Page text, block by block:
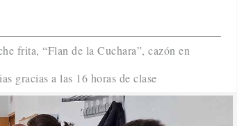
frita, “Flan de la Cuchara”, cazón en
gracias a las 16 horas de clase